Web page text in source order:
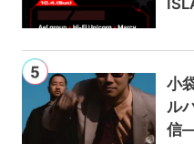
小
ル
信